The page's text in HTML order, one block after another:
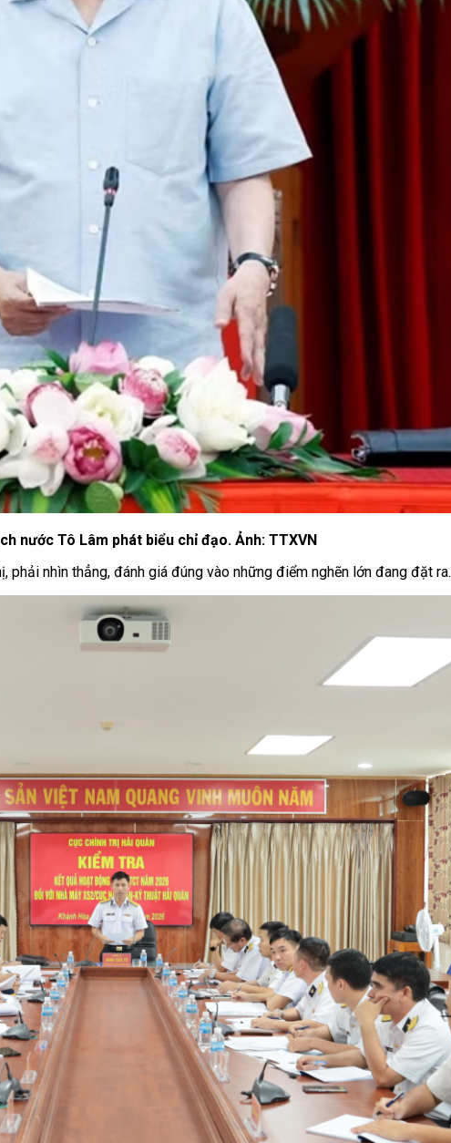
nước Tô Lâm phát biểu chỉ đạo. Ảnh: TTXVN
nhìn thẳng, đánh giá đúng vào những điểm nghẽn lớn đang đặt ra.